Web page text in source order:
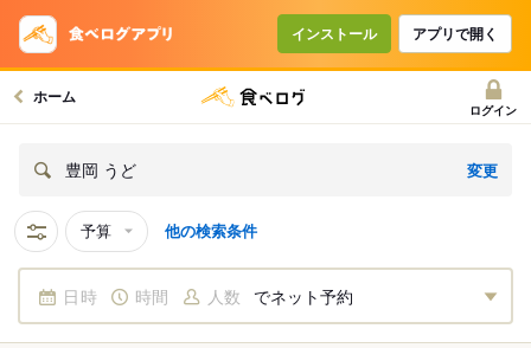
インストール アプリで開く
ホーム
ログイン
豊岡 うど 変更
予算 他の検索条件
日時 時間 人数 でネット予約